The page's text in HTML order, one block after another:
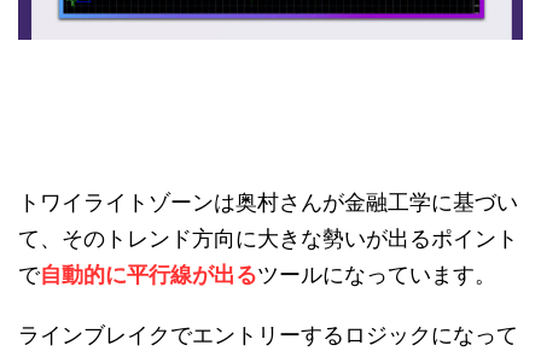
トワイライトゾーンは奥村さんが金融工学に基づい
て、そのトレンド方向に大きな勢いが出るポイント
で自動的に平行線が出るツールになっています。
ラインブレイクでエントリーするロジックになって